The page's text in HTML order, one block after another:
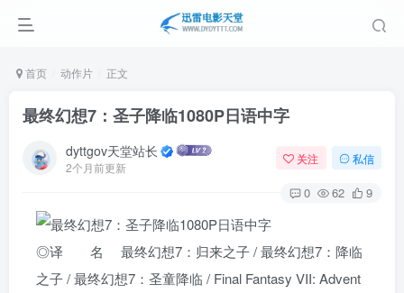
首页 动作片 正文
最终幻想7：圣子降临1080P日语中字
dyttgov天堂站长
2个月前更新
关注 私信
0 62 9
◎译 名 最终幻想7：归来之子 / 最终幻想7：降临
之子 / 最终幻想7：圣童降临 / Final Fantasy VII: Advent